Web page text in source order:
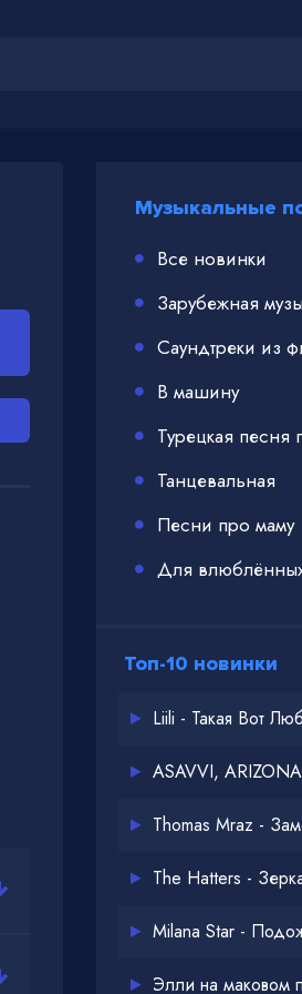
Музыкальные
Все новинки
Зарубежная
Саундтреки из
В машину
Турецкая песня
Танцевальная
Песни про маму
Для
Топ-10 новинки
Liili - Такая Вот
Thomas Mraz -
The Hatters -
Milana Star -